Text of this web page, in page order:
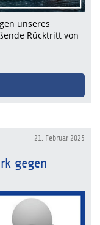
unseres
Rücktritt von
21. Februar 2025
gegen